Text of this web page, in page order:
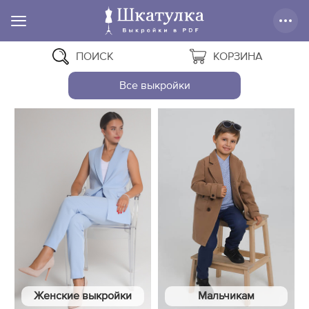
ПОИСК
Все выкройки
КОРЗИНА
Женские выкройки Мальчикам